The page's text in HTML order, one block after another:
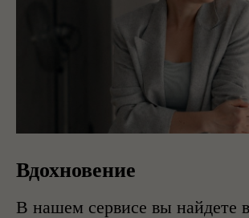
Вдохновение
В нашем сервисе вы найдете